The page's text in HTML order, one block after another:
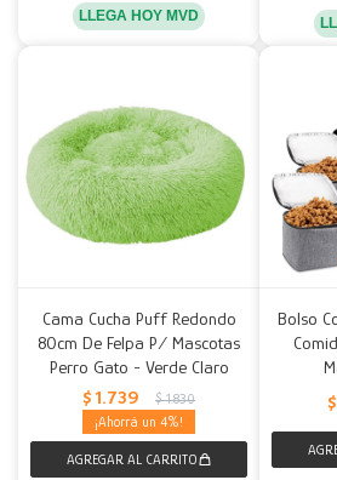
LLEGA HOY MVD
Cama Cucha Puff Redondo
80cm De Felpa P/ Mascotas
Perro Gato - Verde Claro
$ 1.739 $ 1.830
4
Bolso
$